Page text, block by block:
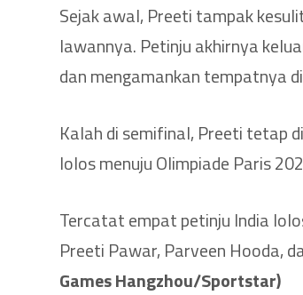
Sejak awal, Preeti tampak
lawannya. Petinju akhirnya
dan mengamankan tempatnya
Kalah di semifinal, Preeti tetap
lolos menuju Olimpiade Paris
Tercatat empat petinju India
Preeti Pawar, Parveen Hooda,
Games Hangzhou/Sportstar)